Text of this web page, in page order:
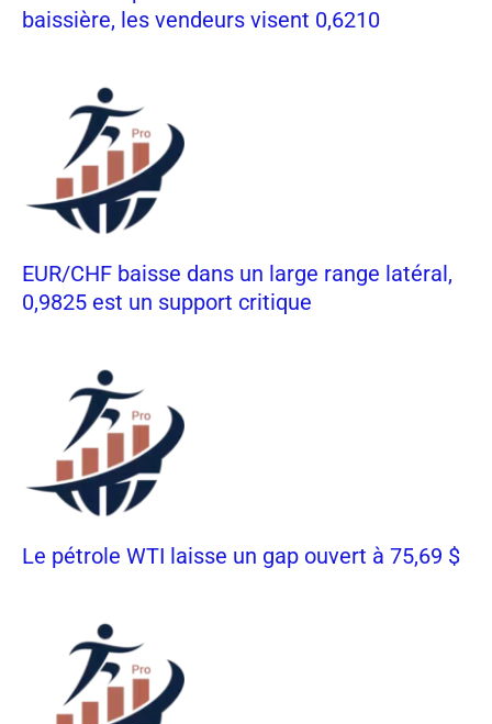
baissière, les vendeurs visent 0,6210
EUR/CHF baisse dans un large range latéral,
0,9825 est un support critique
Le pétrole WTI laisse un gap ouvert à 75,69 $